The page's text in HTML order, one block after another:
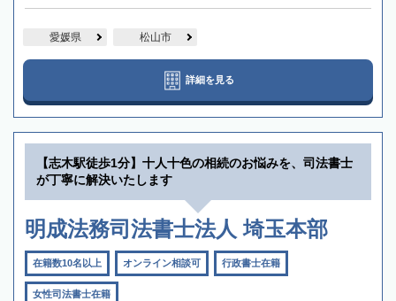
愛媛県 松山市
詳細を見る
【志木駅徒歩1分】十人十色の相続のお悩みを、司法書士
が丁寧に解決いたします
明成法務司法書士法人 埼玉本部
在籍数10名以上 オンライン相談可 行政書士在籍
女性司法書士在籍